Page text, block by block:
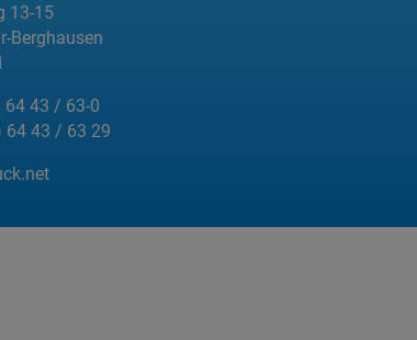
13-15
Berghausen
64 43 / 63-0
64 43 / 63 29